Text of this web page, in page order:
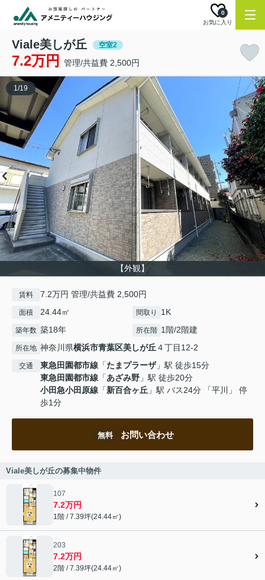
お気に入り
0
Viale美しが丘 空室2
7.2万円 管理/共益費 2,500円
【外観】
1/19
賃料 7.2万円 管理/共益費 2,500円
面積 24.44㎡ 間取り 1K
築年数 築18年 所在階 1階/2階建
所在地 神奈川県横浜市青葉区美しが丘４丁目12-2
交通 東急田園都市線 「たまプラーザ」駅 徒歩15分
東急田園都市線 「あざみ野 」駅 徒歩20分
小田急小田原線 「新百合ヶ丘 」駅 バス24分 「平川」 停
歩1分
無料 お問い合わせ
Viale美しが丘の募集中物件
107
7.2万円
1階 / 7.39坪(24.44㎡)
203
7.2万円
2階 / 7.39坪(24.44㎡)